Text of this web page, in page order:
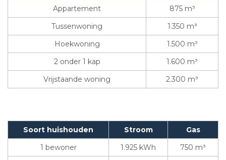
Appartement
875 m³
Tussenwoning
1.350 m³
Hoekwoning
1.500 m³
2 onder 1 kap
1.600 m³
Vrijstaande woning
2.300 m³
Soort huishouden Stroom
Gas
1 bewoner
1.925 kWh
750 m³